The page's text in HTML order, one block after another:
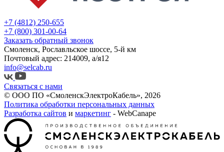
+7 (4812) 250-655
+7 (800) 301-00-64
Заказать обратный звонок
Смоленск, Рославльское шоссе, 5-й км
Почтовый адрес: 214009, а/я12
info@selcab.ru
Связаться с нами
© ООО ПО «СмоленскЭлектроКабель», 2026
Политика обработки персональных данных
Разработка сайтов и маркетинг - WebCanape